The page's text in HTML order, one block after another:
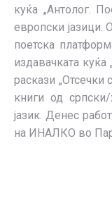
куќа „Антолог.
европски јазици.
поетска
издавачката куќа
раскази „Отсечки
книги од
јазик. Денес
на ИНАЛКО во